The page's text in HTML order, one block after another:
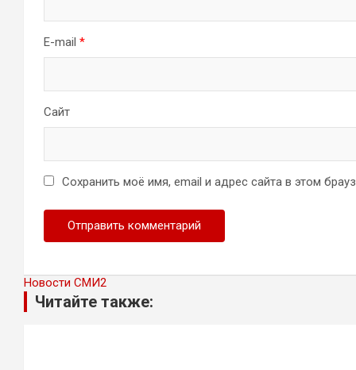
E-mail *
Сайт
Сохранить моё имя, email и адрес сайта в этом
Новости СМИ2
Читайте также: